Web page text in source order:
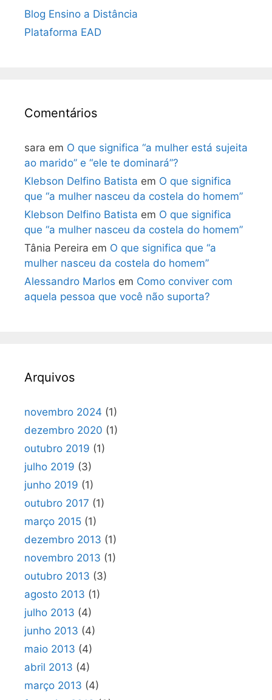
Blog Ensino a Distância
Plataforma EAD
Comentários
sara em O que significa “a mulher está sujeita
ao marido” e “ele te dominará”?
Klebson Delfino Batista em O que significa
que “a mulher nasceu da costela do homem”
Klebson Delfino Batista em O que significa
que “a mulher nasceu da costela do homem”
Tânia Pereira em O que significa que “a
mulher nasceu da costela do homem”
Alessandro Marlos em Como conviver com
aquela pessoa que você não suporta?
Arquivos
novembro 2024 (1)
dezembro 2020 (1)
outubro 2019 (1)
julho 2019 (3)
junho 2019 (1)
outubro 2017 (1)
março 2015 (1)
dezembro 2013 (1)
novembro 2013 (1)
outubro 2013 (3)
agosto 2013 (1)
julho 2013 (4)
junho 2013 (4)
maio 2013 (4)
abril 2013 (4)
março 2013 (4)